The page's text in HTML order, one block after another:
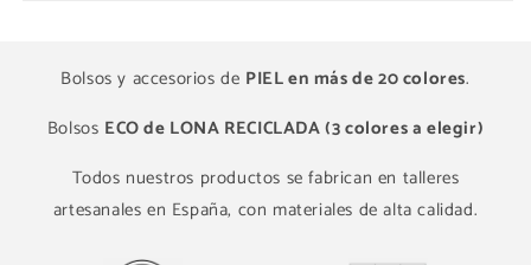
Bolsos y accesorios de PIEL en más de 20 colores.
Bolsos ECO de LONA RECICLADA (3 colores a elegir)
Todos nuestros productos se fabrican en talleres
artesanales en España, con materiales de alta calidad.